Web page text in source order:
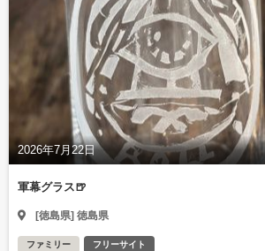
2026年7月22日
軍幕グラス🍺
[徳島県] 徳島県
ファミリー フリーサイト